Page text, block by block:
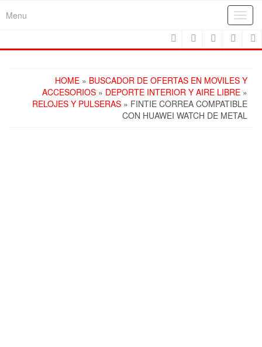
Menu
HOME » BUSCADOR DE OFERTAS EN MOVILES Y
ACCESORIOS » DEPORTE INTERIOR Y AIRE LIBRE »
RELOJES Y PULSERAS » FINTIE CORREA COMPATIBLE
CON HUAWEI WATCH DE METAL